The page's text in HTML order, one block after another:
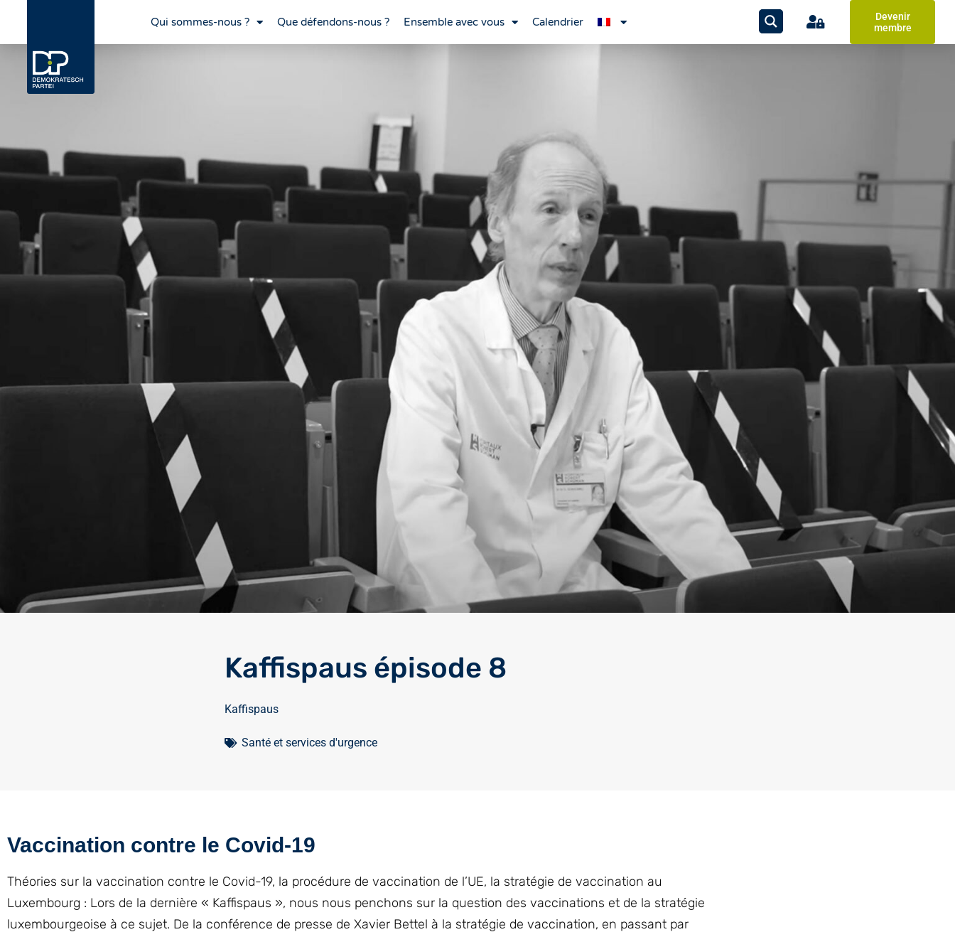
Qui sommes-nous ? Que défendons-nous ? Ensemble avec vous Calendrier
Devenir
membre
Kaffispaus épisode 8
Kaffispaus
Santé et services d'urgence
Vaccination contre le Covid-19
Théories sur la vaccination contre le Covid-19, la procédure de vaccination de l’UE, la stratégie de vaccination au
Luxembourg : Lors de la dernière « Kaffispaus », nous nous penchons sur la question des vaccinations et de la stratégie
luxembourgeoise à ce sujet. De la conférence de presse de Xavier Bettel à la stratégie de vaccination, en passant par